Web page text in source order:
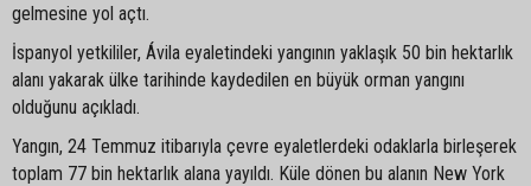
gelmesine yol açtı.
İspanyol yetkililer, Ávila eyaletindeki yangının yaklaşık 50 bin hektarlık
alanı yakarak ülke tarihinde kaydedilen en büyük orman yangını
olduğunu açıkladı.
Yangın, 24 Temmuz itibarıyla çevre eyaletlerdeki odaklarla birleşerek
toplam 77 bin hektarlık alana yayıldı. Küle dönen bu alanın New York